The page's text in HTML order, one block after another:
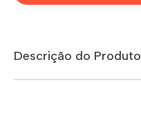
Descrição do Produto